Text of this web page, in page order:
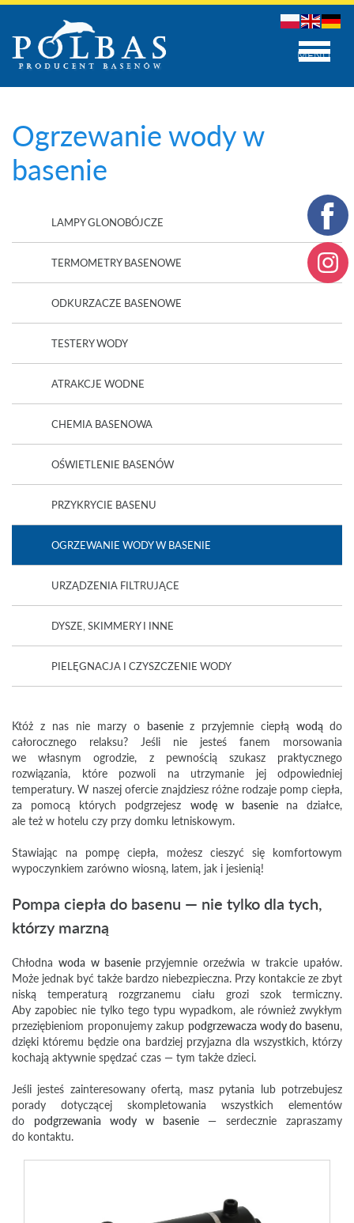
MENU
Ogrzewanie wody w
basenie
LAMPY GLONOBÓJCZE
TERMOMETRY BASENOWE
ODKURZACZE BASENOWE
TESTERY WODY
ATRAKCJE WODNE
CHEMIA BASENOWA
OŚWIETLENIE BASENÓW
PRZYKRYCIE BASENU
OGRZEWANIE WODY W BASENIE
URZĄDZENIA FILTRUJĄCE
DYSZE, SKIMMERY I INNE
PIELĘGNACJA I CZYSZCZENIE WODY
Któż z nas nie marzy o basenie z przyjemnie ciepłą wodą do
całorocznego relaksu? Jeśli nie jesteś fanem morsowania
we własnym ogrodzie, z pewnością szukasz praktycznego
rozwiązania, które pozwoli na utrzymanie jej odpowiedniej
temperatury. W naszej ofercie znajdziesz różne rodzaje pomp ciepła,
za pomocą których podgrzejesz wodę w basenie na działce,
ale też w hotelu czy przy domku letniskowym.
Stawiając na pompę ciepła, możesz cieszyć się komfortowym
wypoczynkiem zarówno wiosną, latem, jak i jesienią!
Pompa ciepła do basenu — nie tylko dla tych,
którzy marzną
Chłodnawoda w basenie przyjemnie orzeźwia w trakcie upałów.
Może jednak być także bardzo niebezpieczna. Przy kontakcie ze zbyt
niską temperaturą rozgrzanemu ciału grozi szok termiczny.
Aby zapobiec nie tylko tego typu wypadkom, ale również zwykłym
przeziębieniom proponujemy zakup podgrzewacza wody do basenu,
dzięki któremu będzie ona bardziej przyjazna dla wszystkich, którzy
kochają aktywnie spędzać czas — tym także dzieci.
Jeśli jesteś zainteresowany ofertą, masz pytania lub potrzebujesz
porady dotyczącej skompletowania wszystkich elementów
do podgrzewania wody w basenie — serdecznie zapraszamy
do kontaktu.